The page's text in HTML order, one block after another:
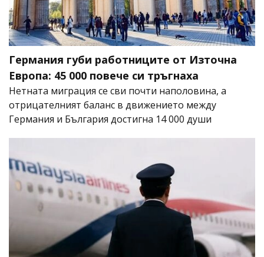
Германия губи работниците от Източна
Европа: 45 000 повече си тръгнаха
Нетната миграция се сви почти наполовина, а
отрицателният баланс в движението между
Германия и България достигна 14 000 души